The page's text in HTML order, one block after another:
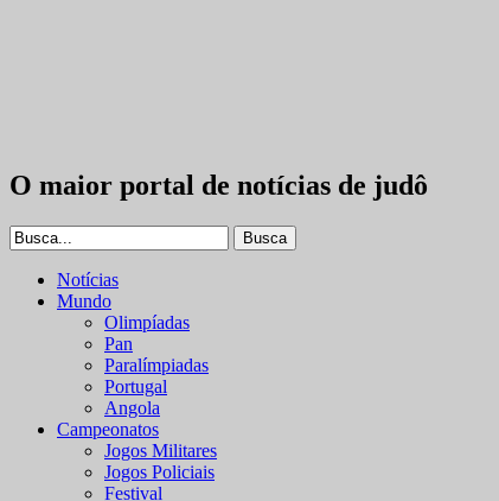
O maior portal de notícias de judô
Notícias
Mundo
Olimpíadas
Pan
Paralímpiadas
Portugal
Angola
Campeonatos
Jogos Militares
Jogos Policiais
Festival